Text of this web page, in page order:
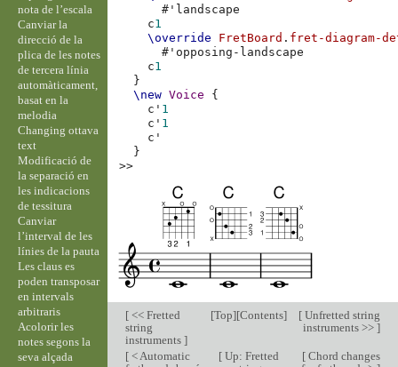
# 'landscape
c1
\override
FretBoard . fret-diagram-
# 'opposing-landscape
c1
}
\new Voice
{
c' 1
c' 1
c'
}
>>
[<< Fretted
string
instruments ]
[Top][Contents] [Unfretted string
instruments >> ]
[< Automatic
[Up: Fretted
[Chord changes
nota de l’escala
Canviar la
direcció de la
plica de les notes
de tercera línia
automàticament,
basat en la
melodia
Changing ottava
text
Modificació de
la separació en
les indicacions
de tessitura
Canviar
l’interval de les
línies de la pauta
Les claus es
poden transposar
en intervals
arbitraris
Acolorir les
notes segons la
seva alçada